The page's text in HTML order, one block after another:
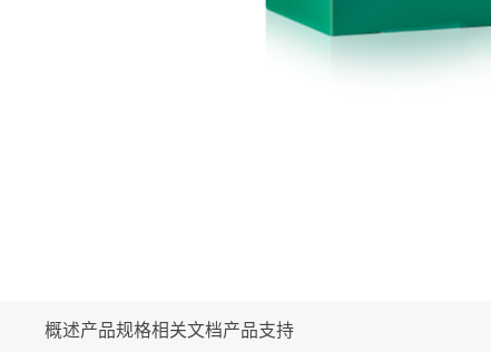
概述产品规格相关文档产品支持